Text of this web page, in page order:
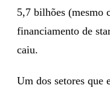
5,7 bilhões (mesmo
financiamento de
caiu.
Um dos setores que